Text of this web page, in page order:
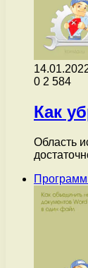
0 2 584
Как
Область